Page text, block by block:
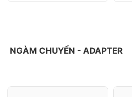
NGÀM CHUYỂN - ADAPTER